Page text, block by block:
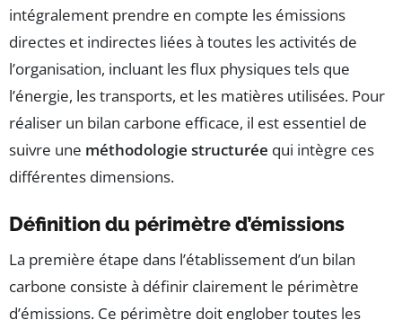
intégralement prendre en compte les émissions
directes et indirectes liées à toutes les activités de
l’organisation, incluant les flux physiques tels que
l’énergie, les transports, et les matières utilisées. Pour
réaliser un bilan carbone efficace, il est essentiel de
suivre une méthodologie structurée qui intègre ces
différentes dimensions.
Définition du périmètre d’émissions
La première étape dans l’établissement d’un bilan
carbone consiste à définir clairement le périmètre
d’émissions. Ce périmètre doit englober toutes les